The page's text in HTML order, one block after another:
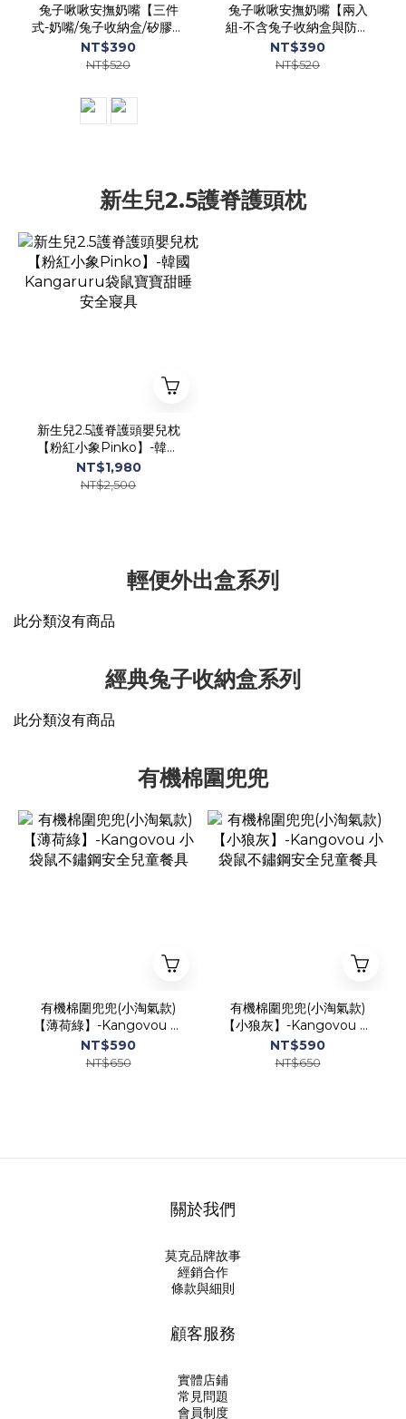
兔子啾啾安撫奶嘴【三件
式-奶嘴/兔子收納盒/矽膠萬
用防落帶】-韓國MAMA's
TEM固齒器
NT$390
NT$520
兔子啾啾安撫奶嘴【兩入
組-不含兔子收納盒與防落
帶】-韓國MAMA's TEM固
齒器
NT$390
NT$520
新生兒2.5護脊護頭枕
新生兒2.5護脊護頭嬰兒枕
【粉紅小象Pinko】-韓國
Kangaruru袋鼠寶寶甜睡
安全寢具
NT$1,980
NT$2,500
輕便外出盒系列
此分類沒有商品
經典兔子收納盒系列
此分類沒有商品
有機棉圍兜兜
有機棉圍兜兜(小淘氣款)
【薄荷綠】-Kangovou 小
袋鼠不鏽鋼安全兒童餐具
NT$590
NT$650
有機棉圍兜兜(小淘氣款)
【小狼灰】-Kangovou 小
袋鼠不鏽鋼安全兒童餐具
NT$590
NT$650
關於我們
莫克品牌故事
經銷合作
條款與細則
顧客服務
實體店鋪
常見問題
會員制度